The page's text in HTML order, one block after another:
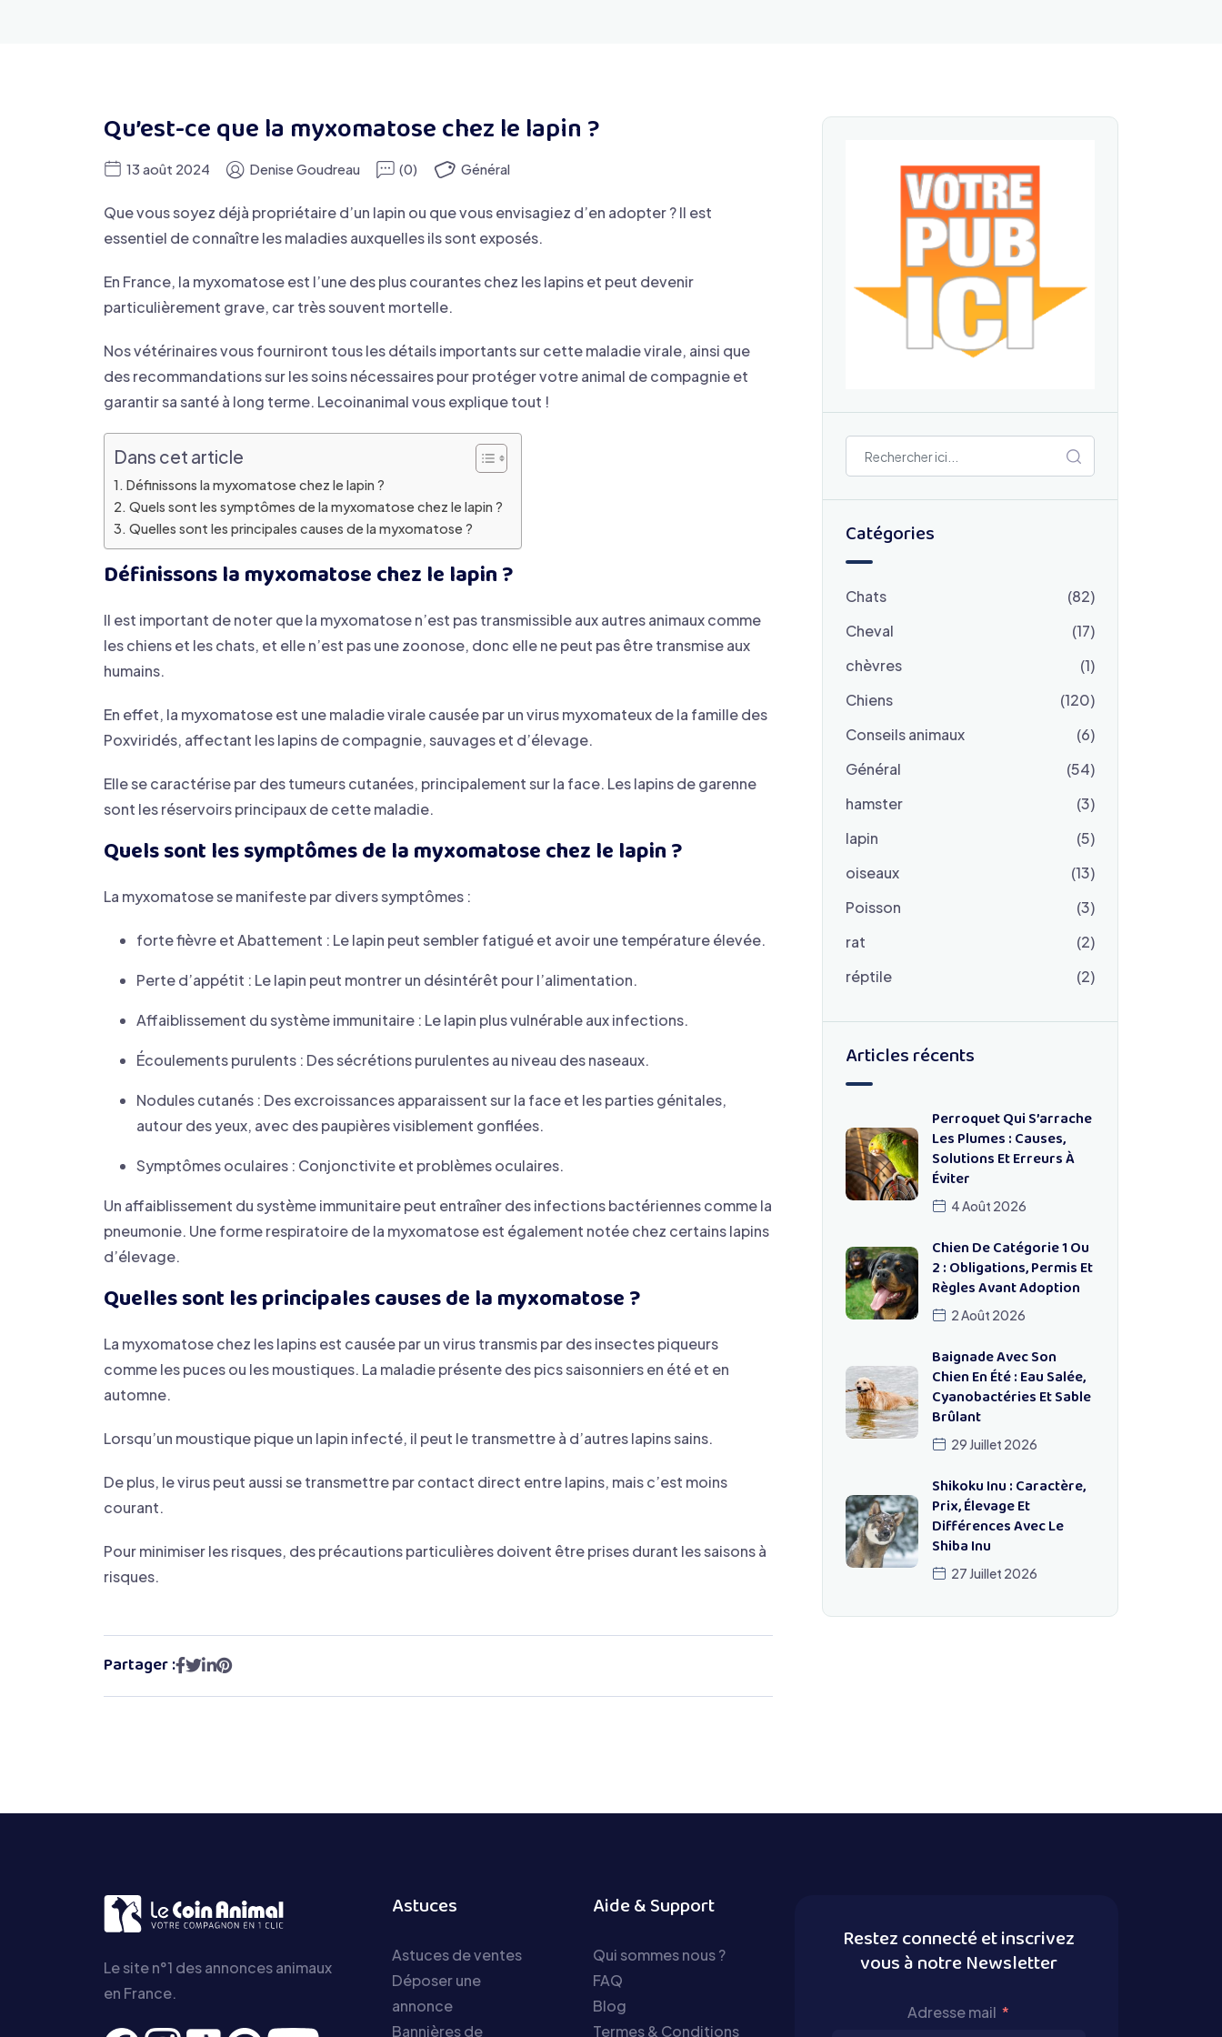
Qu’est-ce que la myxomatose chez le lapin ?
13 août 2024 Denise Goudreau (0) Général
Que vous soyez déjà propriétaire d’un lapin ou que vous envisagiez d’en adopter ? Il est
essentiel de connaître les maladies auxquelles ils sont exposés.
En France, la myxomatose est l’une des plus courantes chez les lapins et peut devenir
particulièrement grave, car très souvent mortelle.
Nos vétérinaires vous fourniront tous les détails importants sur cette maladie virale, ainsi que
des recommandations sur les soins nécessaires pour protéger votre animal de compagnie et
garantir sa santé à long terme. Lecoinanimal vous explique tout !
Dans cet article
Définissons la myxomatose chez le lapin ?
Quels sont les symptômes de la myxomatose chez le lapin ?
Quelles sont les principales causes de la myxomatose ?
Définissons la myxomatose chez le lapin ?
Il est important de noter que la myxomatose n’est pas transmissible aux autres animaux comme
les chiens et les chats, et elle n’est pas une zoonose, donc elle ne peut pas être transmise aux
humains.
En effet, la myxomatose est une maladie virale causée par un virus myxomateux de la famille des
Poxviridés, affectant les lapins de compagnie, sauvages et d’élevage.
Elle se caractérise par des tumeurs cutanées, principalement sur la face. Les lapins de garenne
sont les réservoirs principaux de cette maladie.
Quels sont les symptômes de la myxomatose chez le lapin ?
La myxomatose se manifeste par divers symptômes :
forte fièvre et Abattement : Le lapin peut sembler fatigué et avoir une température élevée.
Perte d’appétit : Le lapin peut montrer un désintérêt pour l’alimentation.
Affaiblissement du système immunitaire : Le lapin plus vulnérable aux infections.
Écoulements purulents : Des sécrétions purulentes au niveau des naseaux.
Nodules cutanés : Des excroissances apparaissent sur la face et les parties génitales,
autour des yeux, avec des paupières visiblement gonflées.
Symptômes oculaires : Conjonctivite et problèmes oculaires.
Un affaiblissement du système immunitaire peut entraîner des infections bactériennes comme la
pneumonie. Une forme respiratoire de la myxomatose est également notée chez certains lapins
d’élevage.
Quelles sont les principales causes de la myxomatose ?
La myxomatose chez les lapins est causée par un virus transmis par des insectes piqueurs
comme les puces ou les moustiques. La maladie présente des pics saisonniers en été et en
automne.
Lorsqu’un moustique pique un lapin infecté, il peut le transmettre à d’autres lapins sains.
De plus, le virus peut aussi se transmettre par contact direct entre lapins, mais c’est moins
courant.
Pour minimiser les risques, des précautions particulières doivent être prises durant les saisons à
risques.
Partager :
Catégories
Chats
(82)
Cheval
(17)
chèvres
(1)
Chiens
(120)
Conseils animaux
(6)
Général
(54)
hamster
(3)
lapin
(5)
oiseaux
(13)
Poisson
(3)
rat
(2)
réptile
(2)
Articles récents
Perroquet Qui S’arrache
Les Plumes : Causes,
Solutions Et Erreurs À
Éviter
4 Août 2026
Chien De Catégorie 1 Ou
2 : Obligations, Permis Et
Règles Avant Adoption
2 Août 2026
Baignade Avec Son
Chien En Été : Eau Salée,
Cyanobactéries Et Sable
Brûlant
29 Juillet 2026
Shikoku Inu : Caractère,
Prix, Élevage Et
Différences Avec Le
Shiba Inu
27 Juillet 2026
Le site n°1 des annonces animaux
en France.
Astuces
Astuces de ventes
Déposer une
annonce
Bannières de
Aide & Support
Qui sommes nous ?
FAQ
Blog
Termes & Conditions
Restez connecté et inscrivez
vous à notre Newsletter
Adresse mail